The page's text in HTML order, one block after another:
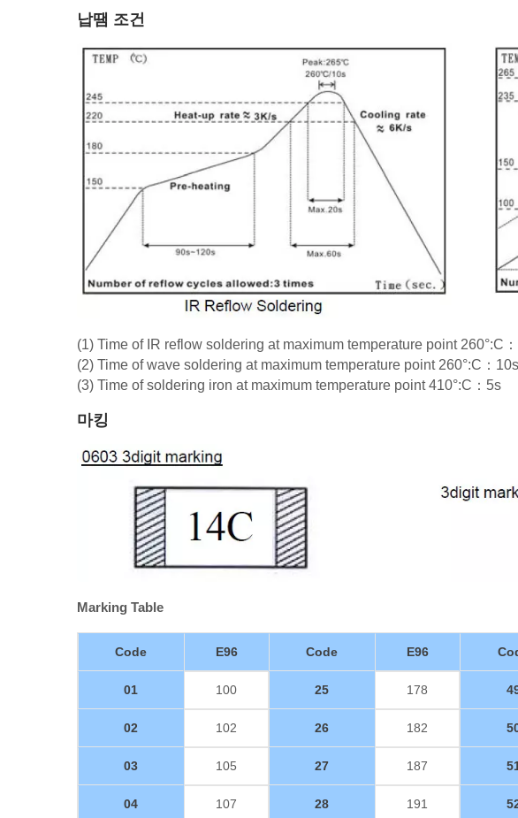
납땜 조건
(1) Time of IR reflow soldering at maximum temperature point 260°:C
(2) Time of wave soldering at maximum temperature point 260°:C：10s
(3) Time of soldering iron at maximum temperature point 410°:C：5s
마킹
Marking Table
Code E96 Code E96
01 100 25 178
02 102 26 182
03 105 27 187
04 107 28 191